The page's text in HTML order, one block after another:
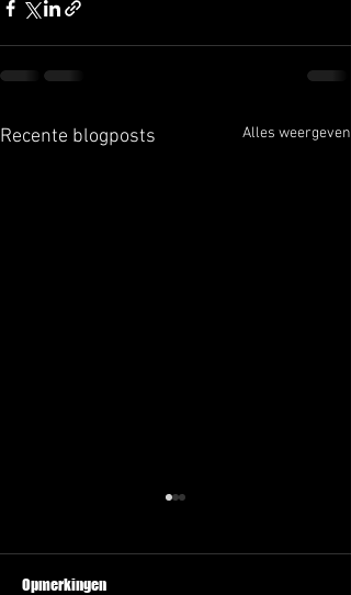
Recente blogposts Alles weergeven
Opmerkingen